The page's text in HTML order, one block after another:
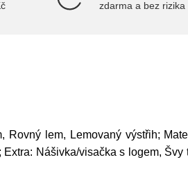
zdarma a bez rizika
Rovný lem, Lemovaný výstřih;
Nášivka/visačka s logem,